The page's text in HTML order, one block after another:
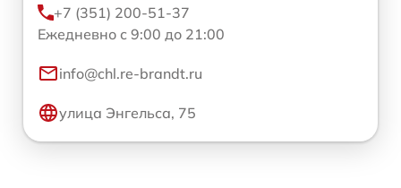
+7 (351) 200-51-37
Ежедневно с 9:00 до 21:00
info@chl.re-brandt.ru
улица Энгельса, 75